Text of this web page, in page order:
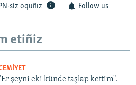
siz oquñız Follow us
etiñiz
şeyni eki künde taşlap kettim".